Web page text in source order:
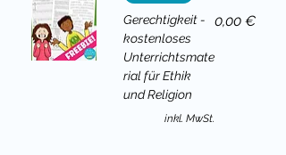
Gerechtigkeit -
kostenloses
Unterrichtsmate
rial für Ethik
und Religion
Preis
0,00 €
inkl. MwSt.